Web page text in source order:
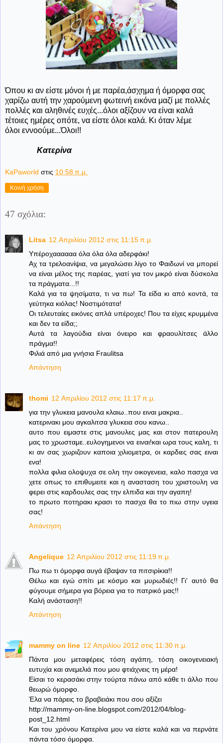
Όπου κι αν είστε μόνοι ή με παρέα,άσχημα ή όμορφα σας
χαρίζω αυτή την χαρούμενη φωτεινή εικόνα μαζί με πολλές
πολλές και αληθινές ευχές...όλοι αξίζουν να είναι καλά
τέτοιες ημέρες οπότε, να είστε όλοι καλά. Κι όταν λέμε
όλοι εννοούμε...Όλοι!!
Κατερίνα
KaPaworld στις 10:58 π.μ.
Κοινή χρήση
47 σχόλια:
Litsa 12 Απριλίου 2012 στις 11:15 π.μ.
Υπέροχαααααα όλα όλα όλα αδερφάκι!
Αχ τα τρελοανίψια, να μεγαλώσει λίγο το Φαιδωνί να μπορεί
να είναι μέλος της παρέας, γιατί για τον μικρό είναι δύσκολα
τα πράγματα...!!
Καλά για τα ψησίματα, τι να πω! Τα είδα κι από κοντά, τα
γεύτηκα κιόλας! Νοστιμότατα!
Οι τελευταίες εικόνες απλά υπέροχες! Που τα είχες κρυμμένα
και δεν τα είδα;;
Αυτά τα λαγούδια είναι όνειρο και φραουλίτσες άλλο
πράγμα!!
Φιλιά από μια γνήσια Fraulitsa
Απάντηση
thomi 12 Απριλίου 2012 στις 11:17 π.μ.
για την γλυκεια μανουλα κλαιω..που ειναι μακρια..
κατερινακι μου αγκαλιτσα γλυκεια σου κανω..
αυτο που ειμαστε στις μανουλες μας και στον πατερουλη
μας το χρωσταμε..ευλογημενοι να ειναι!και ωρα τους καλη, τι
κι αν σας χωριζουν καποια χιλιομετρα, οι καρδιες σας ειναι
ενα!
πολλα φιλια ολοψυχα σε ολη την οικογενεια, καλο πασχα να
χετε οπως το επιθυμειτε και η ανασταση του χριστουλη να
φερει στις καρδουλες σας την ελπιδα και την αγαπη!
το πρωτο ποτηρακι κρασι το πασχα θα το πιω στην υγεια
σας!
Απάντηση
Angelique 12 Απριλίου 2012 στις 11:19 π.μ.
Πω πω τι όμορφα αυγά έβαψαν τα πιτσιρίκια!!
Θέλω και εγώ σπίτι με κόσμο και μυρωδιές!! Γι' αυτό θα
φύγουμε σήμερα για βόρεια για το πατρικό μας!!
Καλή ανάσταση!!
Απάντηση
mammy on line 12 Απριλίου 2012 στις 11:30 π.μ.
Πάντα μου μεταφέρεις τόση αγάπη, τόση οικογενειακή
ευτυχία και ανεμελιά που μου φτιάχνεις τη μέρα!
Είσαι το κερασάκι στην τούρτα πάνω από κάθε τι άλλο που
θεωρώ όμορφο.
Έλα να πάρεις το βραβειάκι που σου αξίζει
http://mammy-on-line.blogspot.com/2012/04/blog-
post_12.html
Και του χρόνου Κατερίνα μου να είστε καλά και να περνάτε
πάντα τόσο όμορφα.